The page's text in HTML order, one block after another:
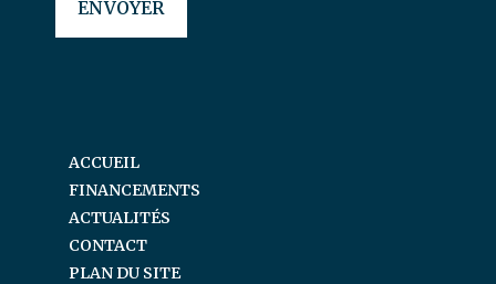
ACCUEIL
FINANCEMENTS
ACTUALITÉS
CONTACT
PLAN DU SITE